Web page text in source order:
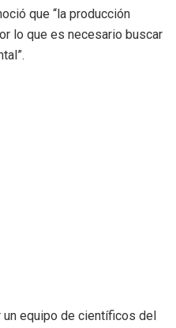
que “la producción
lo que es necesario buscar
equipo de científicos del